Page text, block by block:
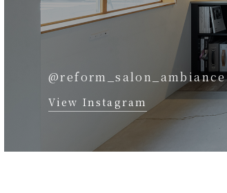
@reform_salon_ambiance
View Instagram